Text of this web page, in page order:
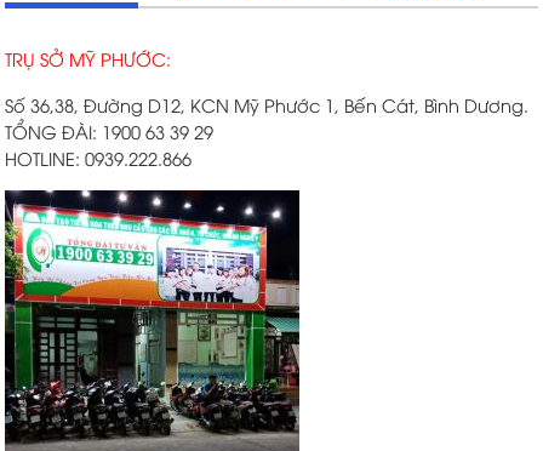
TRỤ SỞ MỸ PHƯỚC:
Số 36,38, Đường D12, KCN Mỹ Phước 1, Bến Cát, Bình Dương.
TỔNG ĐÀI: 1900 63 39 29
HOTLINE: 0939.222.866